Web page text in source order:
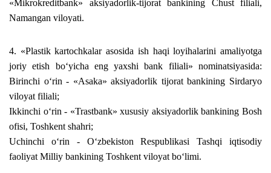
«Mikrokreditbank» aksiyadorlik-tijorat bankining Chust filiali,
Namangan viloyati.
4. «Plastik kartochkalar asosida ish haqi loyihalarini amaliyotga
joriy etish bo‘yicha eng yaxshi bank filiali» nominatsiyasida:
Birinchi o‘rin - «Asaka» aksiyadorlik tijorat bankining Sirdaryo
viloyat filiali;
Ikkinchi o‘rin - «Trastbank» xususiy aksiyadorlik bankining Bosh
ofisi, Toshkent shahri;
Uchinchi o‘rin - O‘zbekiston Respublikasi Tashqi iqtisodiy
faoliyat Milliy bankining Toshkent viloyat bo‘limi.